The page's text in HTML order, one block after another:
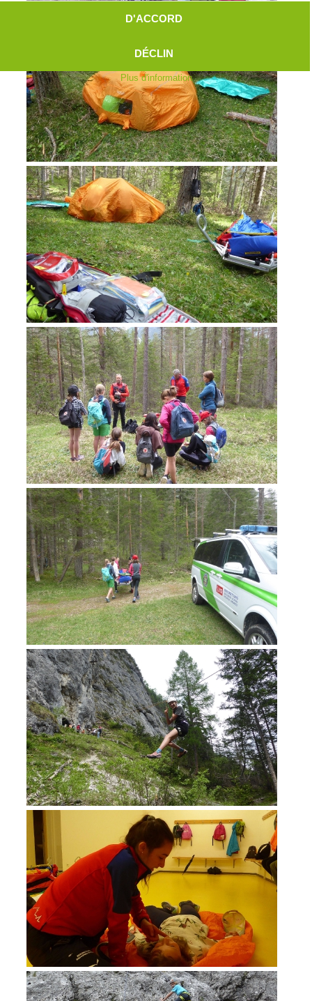
Aktuell
Jahresberichte
DEVENIR MEMBRE
Devenir membre
D'ACCORD
DÉCLIN
Plus d'information